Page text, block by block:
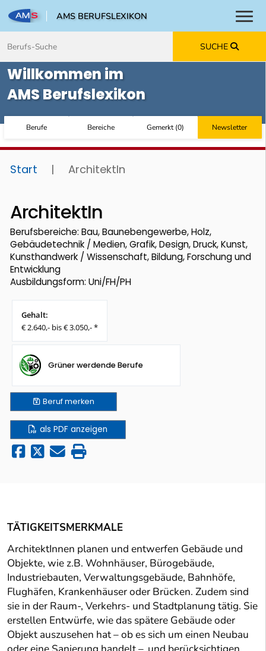
AMS BERUFSLEXIKON
SUCHE
Willkommen im
AMS Berufslexikon
Berufe Bereiche Gemerkt(0) Newsletter
Start | ArchitektIn
ArchitektIn
Berufsbereiche: Bau, Baunebengewerbe, Holz,
Gebäudetechnik / Medien, Grafik, Design, Druck, Kunst,
Kunsthandwerk / Wissenschaft, Bildung, Forschung und
Entwicklung
Ausbildungsform: Uni/FH/PH
Gehalt:
€ 2.640,- bis € 3.050,- *
Grüner werdende Berufe
Berufmerken
als PDF anzeigen
TÄTIGKEITSMERKMALE
ArchitektInnen planen und entwerfen Gebäude und
Objekte, wie z.B. Wohnhäuser, Bürogebäude,
Industriebauten, Verwaltungsgebäude, Bahnhöfe,
Flughäfen, Krankenhäuser oder Brücken. Zudem sind
sie in der Raum-, Verkehrs- und Stadtplanung tätig. Sie
erstellen Entwürfe, wie das spätere Gebäude oder
Objekt auszusehen hat – ob es sich um einen Neubau